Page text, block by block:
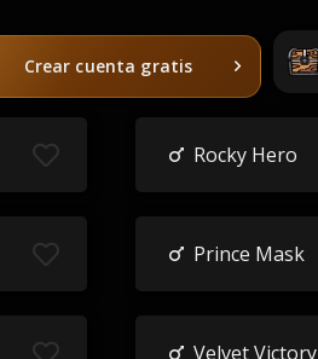
Crear cuenta gratis
Rocky Hero
Prince Mask
Velvet Victory